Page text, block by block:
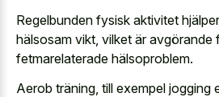
Regelbunden fysisk aktivitet
hälsosam vikt, vilket är
fetmarelaterade hälsoproblem.
Aerob träning, till exempel jogging